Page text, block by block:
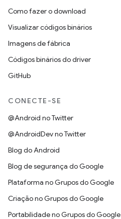
Como fazer o download
Visualizar códigos binários
Imagens de fábrica
Códigos binários do driver
GitHub
CONECTE-SE
@Android no Twitter
@AndroidDev no Twitter
Blog do Android
Blog de segurança do Google
Plataforma no Grupos do Google
Criação no Grupos do Google
Portabilidade no Grupos do Google